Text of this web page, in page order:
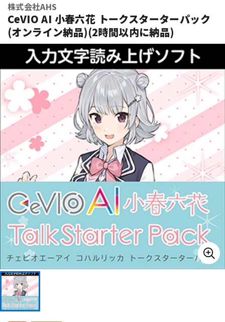
エレキギター アコギ/エレアコ
ベース ウクレレ
ドラム パーカッション
キーボード 電子ピアノ
管楽器 その他楽器
アンプ エフェクター
株式会社AHS
CeVIO AI 小春六花 トークスターターパック
(オンライン納品)(2時間以内に納品)